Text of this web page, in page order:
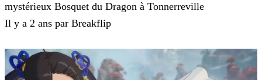
mystérieux Bosquet du Dragon à Tonnerreville
Il y a 2 ans par Breakflip